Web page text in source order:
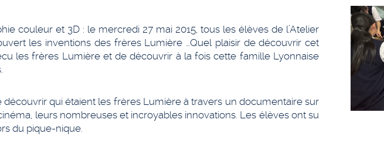
couleur et 3D : le mercredi 27 mai 2015, tous les élèves de l’Atelier
les inventions des frères Lumière …Quel plaisir de découvrir cet
les frères Lumière et de découvrir à la fois cette famille Lyonnaise
découvrir qui étaient les frères Lumière à travers un documentaire sur
leurs nombreuses et incroyables innovations. Les élèves ont su
du pique-nique.